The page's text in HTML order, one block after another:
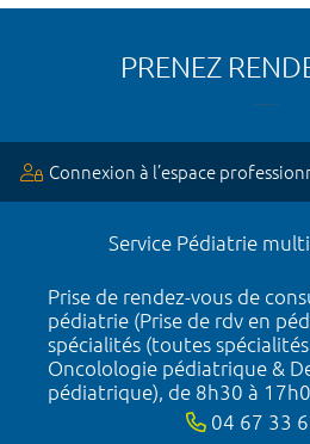
PRENEZ
Connexion à l’espace
Service Pédiatrie
Prise de rendez-vous de
pédiatrie (Prise de rdv en
spécialités (toutes
Oncolologie pédiatrique &
pédiatrique), de 8h30 à
04 67 33